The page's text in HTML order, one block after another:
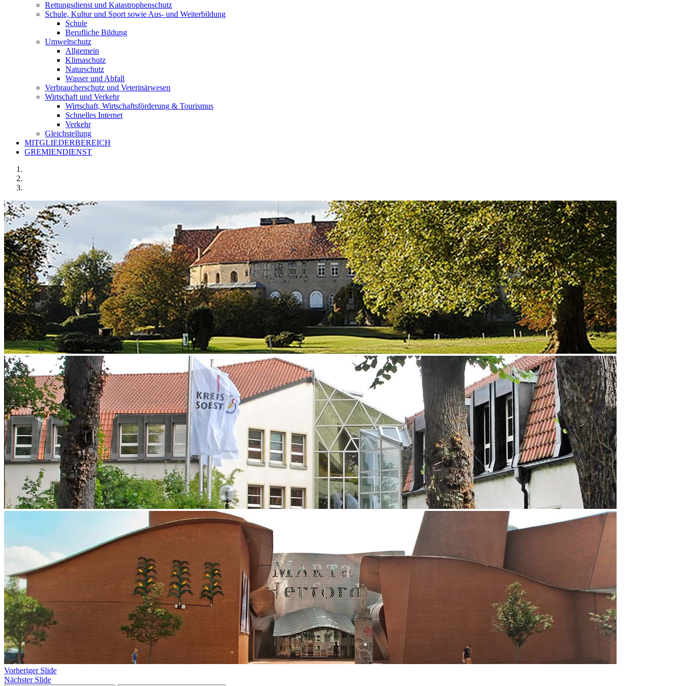
Rettungsdienst und Katastrophenschutz
Schule, Kultur und Sport sowie Aus- und Weiterbildung
Schule
Berufliche Bildung
Umweltschutz
Allgemein
Klimaschutz
Naturschutz
Wasser und Abfall
Verbraucherschutz und Veterinärwesen
Wirtschaft und Verkehr
Wirtschaft, Wirtschaftsförderung & Tourismus
Schnelles Internet
Verkehr
Gleichstellung
MITGLIEDERBEREICH
GREMIENDIENST
Vorheriger Slide
Nächster Slide